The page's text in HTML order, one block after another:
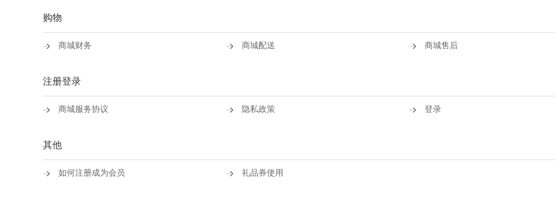
购物
商城财务 商城配送 商城售后
注册登录
商城服务协议 隐私政策 登录
其他
如何注册成为会员 礼品券使用